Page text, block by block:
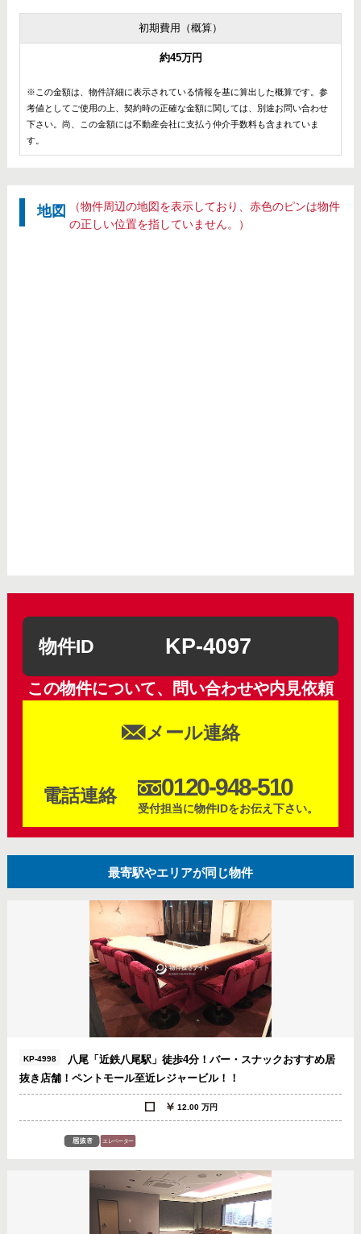
初期費用（概算）
約45万円
※この金額は、物件詳細に表示されている情報を基に算出した概算です。参
考値としてご使用の上、契約時の正確な金額に関しては、別途お問い合わせ
下さい。尚、この金額には不動産会社に支払う仲介手数料も含まれていま
す。
地図
（物件周辺の地図を表示しており、赤色のピンは物件
の正しい位置を指していません。）
物件ID KP-4097
この物件について、問い合わせや内見依頼
メール連絡
電話連絡 0120-948-510
受付担当に物件IDをお伝え下さい。
最寄駅やエリアが同じ物件
KP-4998
八尾「近鉄八尾駅」徒歩4分！バー・スナックおすすめ居
抜き店舗！ペントモール至近レジャービル！！
12.00 万円